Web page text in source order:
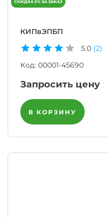
КИПвЭПБП
5.0 (2)
Код: 00001-45690
Запросить цену
В КОРЗИНУ